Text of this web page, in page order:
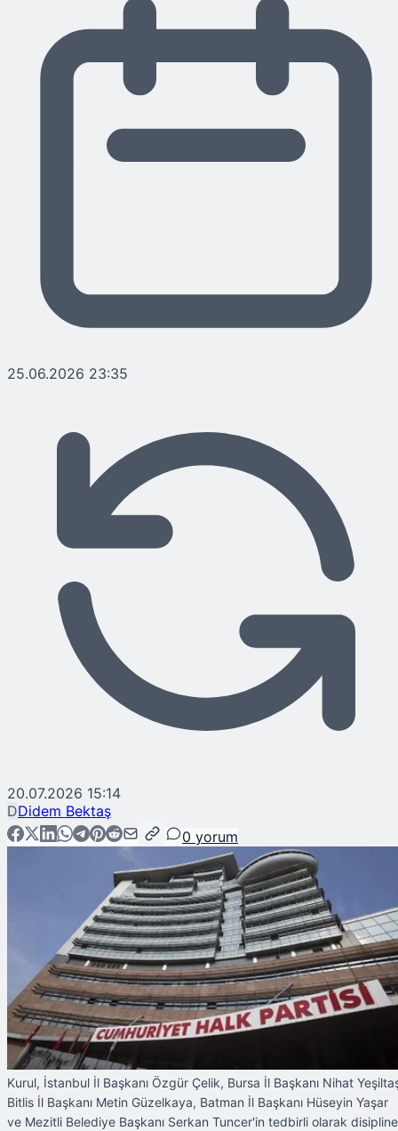
25.06.2026 23:35
20.07.2026 15:14
DDidem Bektaş
0 yorum
Kurul, İstanbul İl Başkanı Özgür Çelik, Bursa İl Başkanı Nihat
Bitlis İl Başkanı Metin Güzelkaya, Batman İl Başkanı Hüseyin Yaşar
ve Mezitli Belediye Başkanı Serkan Tuncer'in tedbirli olarak disipline